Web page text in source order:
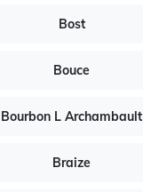
Bost
Bouce
Bourbon L Archambault
Braize